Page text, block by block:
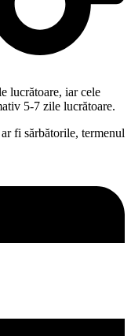
lucrătoare, iar cele
5-7 zile lucrătoare.
fi sărbătorile, termenul